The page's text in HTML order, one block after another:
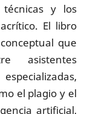
técnicas y los
El libro
que
asistentes
el plagio y el
artificial,